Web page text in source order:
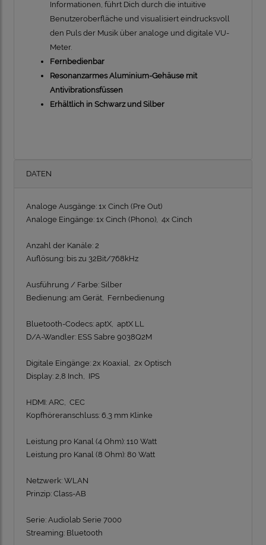
Informationen, führt Dich durch die intuitive
Benutzeroberfläche und visualisiert eindrucksvoll
den Puls der Musik über analoge und digitale VU-
Meter.
Fernbedienbar
Resonanzarmes Aluminium-Gehäuse mit
Antivibrationsfüssen
Erhältlich in Schwarz und Silber
DATEN
Analoge Ausgänge: 1x Cinch (Pre Out)
Analoge Eingänge: 1x Cinch (Phono), 4x Cinch
Anzahl der Kanäle: 2
Auflösung: bis zu 32Bit/768kHz
Ausführung / Farbe: Silber
Bedienung: am Gerät, Fernbedienung
Bluetooth-Codecs: aptX, aptX LL
D/A-Wandler: ESS Sabre 9038Q2M
Digitale Eingänge: 2x Koaxial, 2x Optisch
Display: 2,8 Inch, IPS
HDMI: ARC, CEC
Kopfhöreranschluss: 6,3 mm Klinke
Leistung pro Kanal (4 Ohm): 110 Watt
Leistung pro Kanal (8 Ohm): 80 Watt
Netzwerk: WLAN
Prinzip: Class-AB
Serie: Audiolab Serie 7000
Streaming: Bluetooth